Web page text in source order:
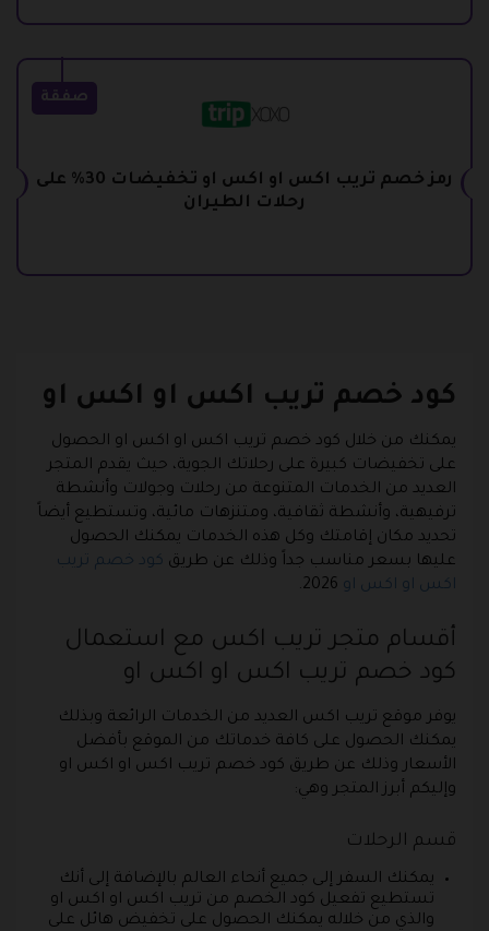
صفقة
رمز خصم تريب اكس او اكس او تخفيضات 30% على
رحلات الطيران
كود خصم تريب اكس او اكس او
يمكنك من خلال كود خصم تريب اكس او اكس او الحصول
على تخفيضات كبيرة على رحلاتك الجوية، حيث يقدم المتجر
العديد من الخدمات المتنوعة من رحلات وجولات وأنشطة
ترفيهية، وأنشطة ثقافية، ومتنزهات مائية، وتستطيع أيضاً
تحديد مكان إقامتك وكل هذه الخدمات يمكنك الحصول
عليها بسعر مناسب جداً وذلك عن طريق كود خصم تريب
اكس او اكس او
أقسام متجر تريب اكس مع استعمال
كود خصم تريب اكس او اكس او
يوفر موقع تريب اكس العديد من الخدمات الرائعة وبذلك
يمكنك الحصول على كافة خدماتك من الموقع بأفضل
الأسعار وذلك عن طريق كود خصم تريب اكس او اكس او
وإليكم أبرز المتجر وهي:
قسم الرحلات
يمكنك السفر إلى جميع أنحاء العالم بالإضافة إلى أنك
تستطيع تفعيل كود الخصم من تريب اكس او اكس او
والذي من خلاله يمكنك الحصول على تخفيض هائل على